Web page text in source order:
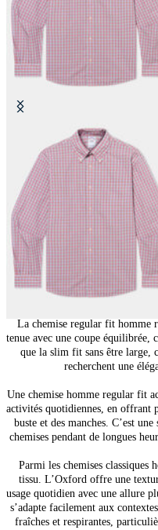
Chemise Friday Regular Fit en
Popeline avec Col Button Down
€104.30
24
Chemises
La chemise regular fit homme
tenue avec une coupe équilibrée,
que la slim fit sans être large,
recherchent une
Une chemise homme regular fit
activités quotidiennes, en offrant
buste et des manches. C’est
chemises pendant de longues
Parmi les chemises classiques
tissu. L’Oxford offre une
usage quotidien avec une allure
s’adapte facilement aux
fraîches et respirantes,